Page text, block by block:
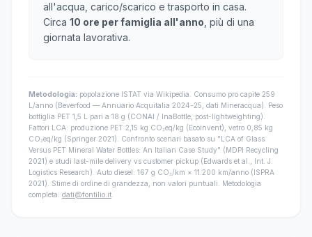
all'acqua, carico/scarico e trasporto in casa.
Circa 10 ore per famiglia all'anno , più di una
giornata lavorativa.
Metodologia: popolazione ISTAT via Wikipedia. Consumo pro capite 259
L/anno (Beverfood — Annuario Acquitalia 2024-25, dati Mineracqua). Peso
bottiglia PET 1,5 L pari a 18 g (CONAI / InaBottle, post-lightweighting).
Fattori LCA: produzione PET 2,15 kg CO₂eq/kg (Ecoinvent), vetro 0,85 kg
CO₂eq/kg (Springer 2021). Confronto scenari basato su "LCA of Glass
Versus PET Mineral Water Bottles: An Italian Case Study" (MDPI Recycling
2021) e studi last-mile delivery vs customer pickup (Edwards et al., Int. J.
Logistics Research). Auto diesel: 167 g CO₂/km × 11.200 km/anno (ISPRA
2021). Stime di ordine di grandezza, non valori puntuali. Metodologia
completa: dati@fontilio.it